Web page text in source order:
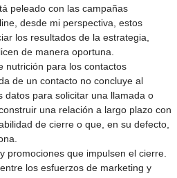
peleado con las campañas
desde mi perspectiva, estos
los resultados de la estrategia,
de manera oportuna.
nutrición para los contactos
de un contacto no concluye al
datos para solicitar una llamada o
una relación a largo plazo con
de cierre o que, en su defecto,
promociones que impulsen el cierre.
los esfuerzos de marketing y